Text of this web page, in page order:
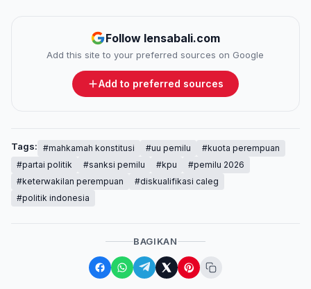
Follow lensabali.com
Add this site to your preferred sources on Google
Add to preferred sources
Tags: #mahkamah konstitusi #uu pemilu
#kuota perempuan
#partai politik
#sanksi pemilu #kpu
#pemilu 2026
#keterwakilan perempuan
#diskualifikasi caleg
#politik indonesia
BAGIKAN